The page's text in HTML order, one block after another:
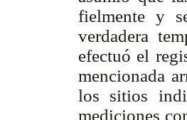
fielmente y
verdadera
efectuó el
mencionada
los sitios
mediciones